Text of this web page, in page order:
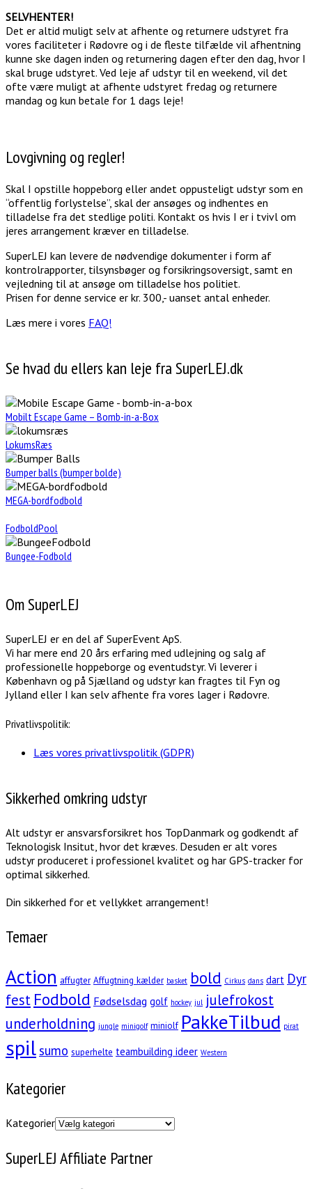
SELVHENTER!
Det er altid muligt selv at afhente og returnere udstyret fra
vores faciliteter i Rødovre og i de fleste tilfælde vil afhentning
kunne ske dagen inden og returnering dagen efter den dag, hvor I
skal bruge udstyret. Ved leje af udstyr til en weekend, vil det
ofte være muligt at afhente udstyret fredag og returnere
mandag og kun betale for 1 dags leje!
Lovgivning og regler!
Skal I opstille hoppeborg eller andet oppusteligt udstyr som en
“offentlig forlystelse”, skal der ansøges og indhentes en
tilladelse fra det stedlige politi. Kontakt os hvis I er i tvivl om
jeres arrangement kræver en tilladelse.
SuperLEJ kan levere de nødvendige dokumenter i form af
kontrolrapporter, tilsynsbøger og forsikringsoversigt, samt en
vejledning til at ansøge om tilladelse hos politiet.
Prisen for denne service er kr. 300,- uanset antal enheder.
Læs mere i vores FAQ!
Se hvad du ellers kan leje fra SuperLEJ.dk
Mobilt Escape Game – Bomb-in-a-Box
LokumsRæs
Bumper balls (bumper bolde)
MEGA-bordfodbold
FodboldPool
Bungee-Fodbold
Om SuperLEJ
SuperLEJ er en del af SuperEvent ApS.
Vi har mere end 20 års erfaring med udlejning og salg af
professionelle hoppeborge og eventudstyr. Vi leverer i
København og på Sjælland og udstyr kan fragtes til Fyn og
Jylland eller I kan selv afhente fra vores lager i Rødovre.
Privatlivspolitik:
Læs vores privatlivspolitik (GDPR)
Sikkerhed omkring udstyr
Alt udstyr er ansvarsforsikret hos TopDanmark og godkendt af
Teknologisk Insitut, hvor det kræves. Desuden er alt vores
udstyr produceret i professionel kvalitet og har GPS-tracker for
optimal sikkerhed.
Din sikkerhed for et vellykket arrangement!
Temaer
Action affugter Affugtning kælder basket bold Cirkus dans dart Dyr
fest Fodbold Fødselsdag golf hockey jul julefrokost
underholdning jungle minigolf miniolf PakkeTilbud pirat
spilsumo superhelte teambuilding ideer Western
Kategorier
Kategorier
SuperLEJ Affiliate Partner